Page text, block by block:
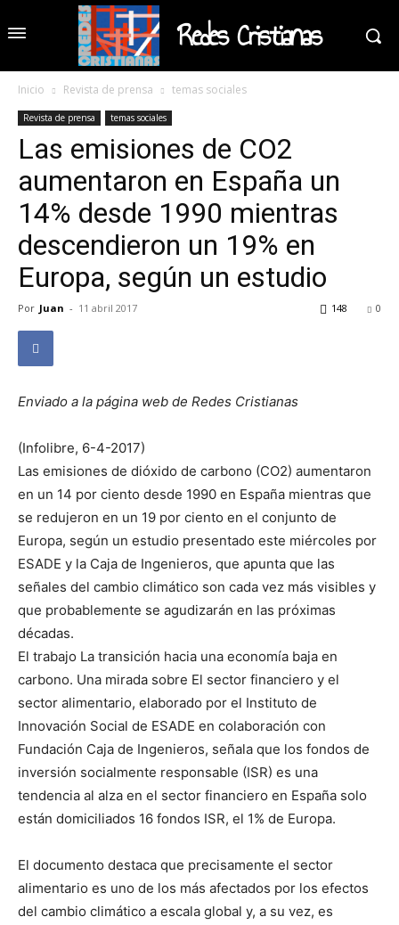
Redes Cristianas
Inicio Revista de prensa temas sociales
Revista de prensa temas sociales
Las emisiones de CO2
aumentaron en España un
14% desde 1990 mientras
descendieron un 19% en
Europa, según un estudio
Por Juan - 11 abril 2017 0
148
Enviado a la página web de Redes Cristianas
(Infolibre, 6-4-2017)
Las emisiones de dióxido de carbono (CO2) aumentaron
en un 14 por ciento desde 1990 en España mientras que
se redujeron en un 19 por ciento en el conjunto de
Europa, según un estudio presentado este miércoles por
ESADE y la Caja de Ingenieros, que apunta que las
señales del cambio climático son cada vez más visibles y
que probablemente se agudizarán en las próximas
décadas.
El trabajo La transición hacia una economía baja en
carbono. Una mirada sobre El sector financiero y el
sector alimentario, elaborado por el Instituto de
Innovación Social de ESADE en colaboración con
Fundación Caja de Ingenieros, señala que los fondos de
inversión socialmente responsable (ISR) es una
tendencia al alza en el sector financiero en España solo
están domiciliados 16 fondos ISR, el 1% de Europa.
El documento destaca que precisamente el sector
alimentario es uno de los más afectados por los efectos
del cambio climático a escala global y, a su vez, es